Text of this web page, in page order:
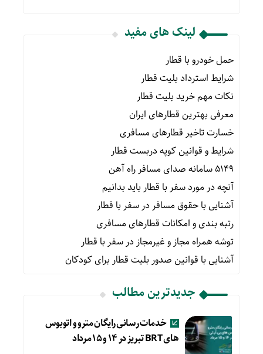
لینک های مفید
حمل خودرو با قطار
شرایط استرداد بلیت قطار
نکات مهم خرید بلیت قطار
معرفی بهترین قطارهای ایران
خسارت تاخیر قطارهای مسافری
شرایط و قوانین کوپه دربست قطار
۵۱۴۹ سامانه صدای مسافر راه آهن
آنچه در مورد سفر با قطار باید بدانیم
آشنایی با حقوق مسافر در سفر با قطار
رتبه بندی و امکانات قطارهای مسافری
توشه همراه مجاز و غیرمجاز در سفر با قطار
آشنایی با قوانین صدور بلیت قطار برای کودکان
جدیدترین مطالب
خدمات رسانی رایگان مترو و اتوبوس
های BRT تبریز در ۱۴ و ۱۵ مرداد